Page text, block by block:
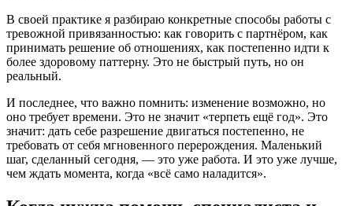
В своей практике я разбираю конкретные способы работы с
тревожной привязанностью: как говорить с партнёром, как
принимать решение об отношениях, как постепенно идти к
более здоровому паттерну. Это не быстрый путь, но он
реальный.
И последнее, что важно помнить: изменение возможно, но
оно требует времени. Это не значит «терпеть ещё год». Это
значит: дать себе разрешение двигаться постепенно, не
требовать от себя мгновенного перерождения. Маленький
шаг, сделанный сегодня, — это уже работа. И это уже лучше,
чем ждать момента, когда «всё само наладится».